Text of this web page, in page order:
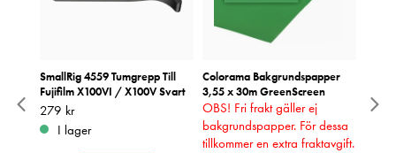
SmallRig 4559 Tumgrepp Till
Fujifilm X100VI / X100V Svart
Pris: 279 kr
279 kr
I lager
Colorama Bakgrundspapper
3,55 x 30m GreenScreen
OBS! Fri frakt gäller ej
bakgrundspapper. För dessa
tillkommer en extra fraktavgift.
Pris
1